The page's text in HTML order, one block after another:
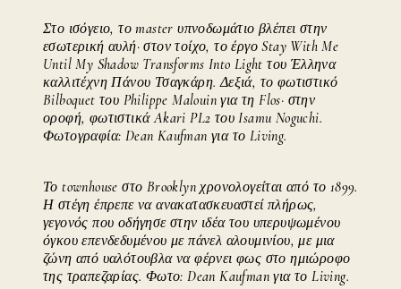
Στο ισόγειο, το master υπνοδωμάτιο βλέπει στην
εσωτερική αυλή· στον τοίχο, το έργο Stay With Me
Until My Shadow Transforms Into Light του Έλληνα
καλλιτέχνη Πάνου Τσαγκάρη. Δεξιά, το φωτιστικό
Bilboquet του Philippe Malouin για τη Flos· στην
οροφή, φωτιστικά Akari PL2 του Isamu Noguchi.
Φωτογραφία: Dean Kaufman για το Living.
Το townhouse στο Brooklyn χρονολογείται από το 1899.
Η στέγη έπρεπε να ανακατασκευαστεί πλήρως,
γεγονός που οδήγησε στην ιδέα του υπερυψωμένου
όγκου επενδεδυμένου με πάνελ αλουμινίου, με μια
ζώνη από υαλότουβλα να φέρνει φως στο ημιώροφο
της τραπεζαρίας. Φωτο: Dean Kaufman για το Living.